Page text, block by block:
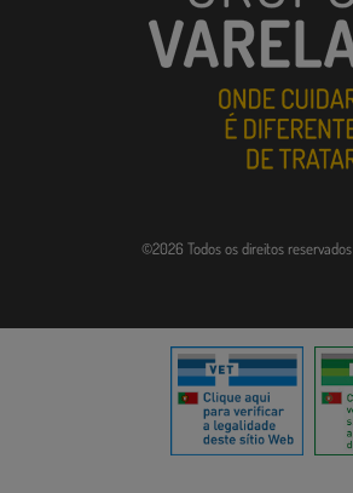
©2026 Todos os direitos reservados